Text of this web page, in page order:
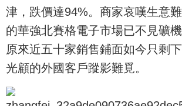
津，跌價達94%。商家哀嘆生意
的華強北賽格電子市場已不見礦
原來近五十家銷售鋪面如今只剩
光顧的外國客戶蹤影難覓。